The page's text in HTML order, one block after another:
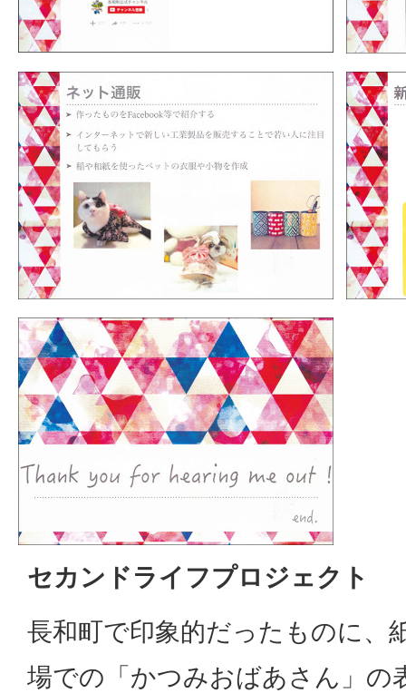
セカンドライフプロジェクト
長和町で印象的だったものに、
場での「かつみおばあさん」の